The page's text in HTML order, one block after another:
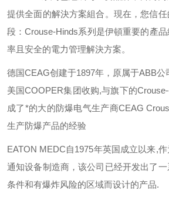
提供全面的解決方案組合。現在，您信
段：Crouse-Hinds系列是伊頓重要的產
率且安全的電力管理解決方案。
德国CEAG创建于1897年，原属于ABB公
美国COOPER集团收购,与旗下的
成了*的大的防爆电气生产商CEAG
生产防爆产品的经验
EATON MEDC自1975年英国成立以来,作
通知设备制造商，该公司已经开发出了
条件和有爆炸风险的区域而设计的产品.